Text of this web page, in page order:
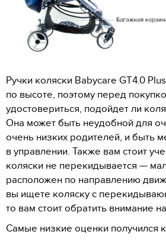
Ручки коляски Babycare GT4.0
по высоте, поэтому перед
удостовериться, подойдет ли
Она может быть неудобной для
очень низких родителей, и быть
в управлении. Также вам стоит
коляски не перекидывается —
расположен по направлению
вы ищете коляску с
то вам стоит обратить внимание
Самые низкие оценки получился